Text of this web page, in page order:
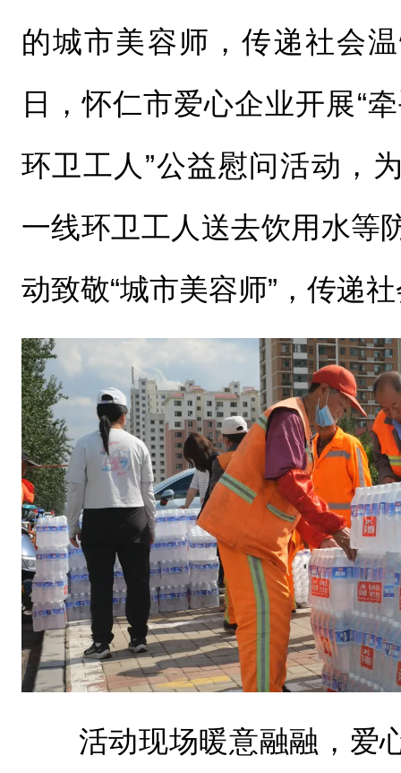
的城市美容师，传递社会
日，怀仁市爱心企业开展“
环卫工人”公益慰问活动，
一线环卫工人送去饮用水等
动致敬“城市美容师”，传递
活动现场暖意融融，爱